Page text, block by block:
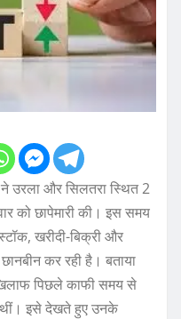
उरला और सिलतरा स्थित 2
को छापेमारी की। इस समय
खरीदी-बिक्री और
कर रही है। बताया
खिलाफ पिछले काफी समय से
थीं। इसे देखते हुए उनके